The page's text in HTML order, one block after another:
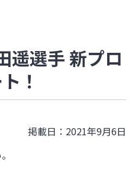
遥選手 新プロ
！
掲載日：2021年9月6日